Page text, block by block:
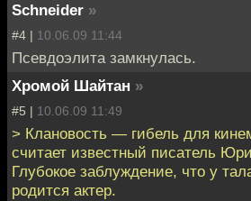
Schneider »
#4 | 10.06.09 11:44
Псевдоэлита замкнулась.
Хромой Шайтан »
#5 | 10.06.09 11:49
> Клановость — гибель для
считает известный писатель
Глубокое заблуждение, что у
родится актер.